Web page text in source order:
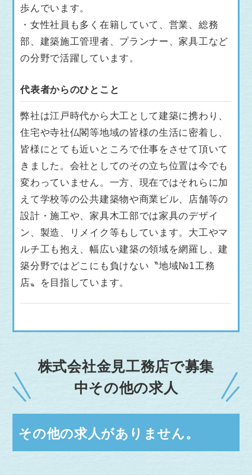
歩んでいます。
・女性社員も多く在籍していて、営業、総務
部、建築施工管理者、プランナー、家具工など
の分野で活躍しています。
代表者からのひとこと
弊社は江戸時代から大工として建築に携わり、
住宅や寺社仏閣等地域の皆様の生活に密着し、
皆様にとても近いところで仕事をさせて頂いて
きました。会社としてのその立ち位置は今でも
変わっていません。一方、現在ではそれらに加
えて学校等の公共建築物や商業ビル、店舗等の
設計・施工や、家具木工部では家具のデザイ
ン、製造、リメイク等もしています。大工やマ
ルチ工も抱え、幅広い建築の領域を網羅し、建
築分野ではどこにも負けない〝地域№1工務
店〟を目指しています。
株式会社金見工務店で募集
中その他の求人
その他の求人がありません。